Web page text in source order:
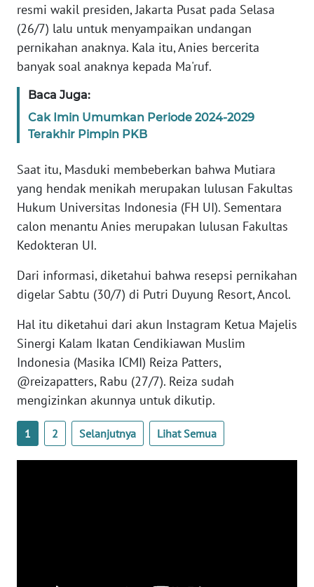
resmi wakil presiden, Jakarta Pusat pada Selasa
(26/7) lalu untuk menyampaikan undangan
pernikahan anaknya. Kala itu, Anies bercerita
banyak soal anaknya kepada Ma'ruf.
Baca Juga:
Cak Imin Umumkan Periode 2024-2029
Terakhir Pimpin PKB
Saat itu, Masduki membeberkan bahwa Mutiara
yang hendak menikah merupakan lulusan Fakultas
Hukum Universitas Indonesia (FH UI). Sementara
calon menantu Anies merupakan lulusan Fakultas
Kedokteran UI.
Dari informasi, diketahui bahwa resepsi pernikahan
digelar Sabtu (30/7) di Putri Duyung Resort, Ancol.
Hal itu diketahui dari akun Instagram Ketua Majelis
Sinergi Kalam Ikatan Cendikiawan Muslim
Indonesia (Masika ICMI) Reiza Patters,
@reizapatters, Rabu (27/7). Reiza sudah
mengizinkan akunnya untuk dikutip.
1 2 Selanjutnya Lihat Semua
DISCLAIMER
Wahana
Regional
WN
JAKARTA
WN
JABAR
WN
BANTEN
NTT
WN
KEPRI